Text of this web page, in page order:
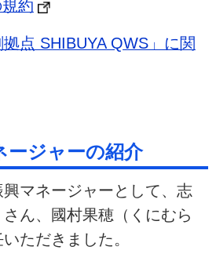
約
拠点 SHIBUYA QWS」に関
ージャーの紹介
マネージャーとして、志
ん、國村果穂（くにむら
ただきました。